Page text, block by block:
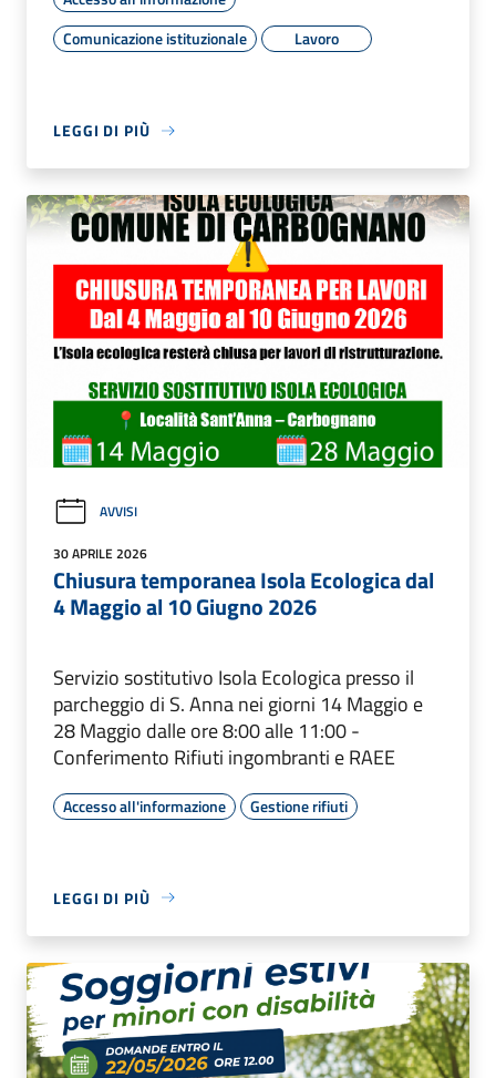
Comunicazione istituzionale
Lavoro
LEGGI DI PIÙ
AVVISI
30 APRILE 2026
Chiusura temporanea Isola Ecologica dal
4 Maggio al 10 Giugno 2026
Servizio sostitutivo Isola Ecologica presso il
parcheggio di S. Anna nei giorni 14 Maggio e
28 Maggio dalle ore 8:00 alle 11:00 -
Conferimento Rifiuti ingombranti e RAEE
Accesso all'informazione Gestione rifiuti
LEGGI DI PIÙ